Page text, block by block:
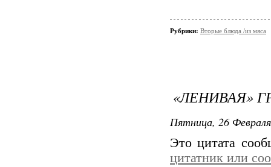
Рубрики: Вторые блюда /из мяса
«ЛЕНИВАЯ»
Пятница, 26
Это цитата
цитатник или